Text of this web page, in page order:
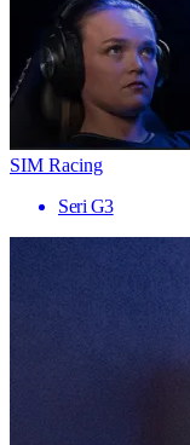
SIM Racing
Seri G3